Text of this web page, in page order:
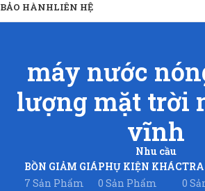
BẢO HÀNHLIÊN HỆ
máy nước
lượng mặt trời
vĩnh
Nhu cầu
BỒN GIẢM GIÁ
7 Sản Phẩm
PHỤ KIỆN KHÁC
0 Sản Phẩm
0